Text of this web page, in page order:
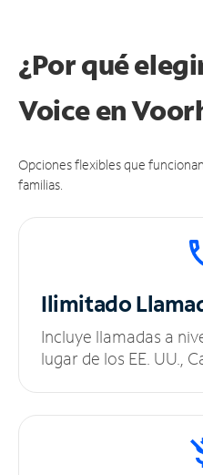
¿Por qué
Voice en
Opciones flexibles que
familias.
Ilimitado
Incluye llamadas a
lugar de los EE. UU.,